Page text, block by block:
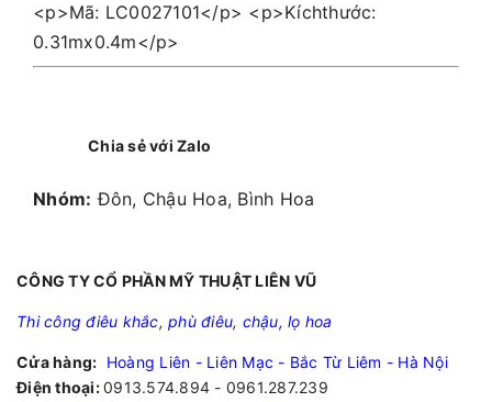
<p>Mã: LC0027101</p> <p>Kíchthước:
0.31mx0.4m</p>
Chia sẻ với Zalo
Nhóm: Đôn, Chậu Hoa, Bình Hoa
CÔNG TY CỔ PHẦN MỸ THUẬT LIÊN VŨ
Thi công điêu khắc, phù điêu, chậu, lọ hoa
Cửa hàng: Hoàng Liên - Liên Mạc - Bắc Từ Liêm - Hà Nội
Điện thoại:0913.574.894 - 0961.287.239